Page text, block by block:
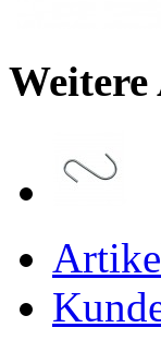
Weitere